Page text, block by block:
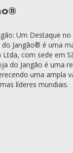
Um Destaque
Jangão® é uma
com sede em
do Jangão é uma
uma ampla
líderes mundiais.